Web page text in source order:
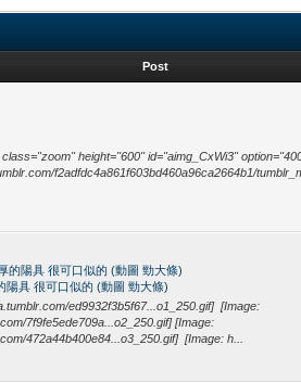
Post
height="600" id="aimg_CxWi3"
f2adfdc4a861f603bd460a96ca2664b1/
的陽具 很可口似的 (動圖 勁大條)
陽具 很可口似的 (動圖 勁大條)
ed9932f3b5f67...o1_250.gif] [Image:
7f9fe5ede709a...o2_250.gif] [Image:
472a44b400e84...o3_250.gif] [Image: h...